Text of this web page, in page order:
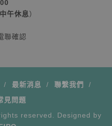
午休息）
確認
最新消息
聯繫我們
見問題
reserved. Designed by